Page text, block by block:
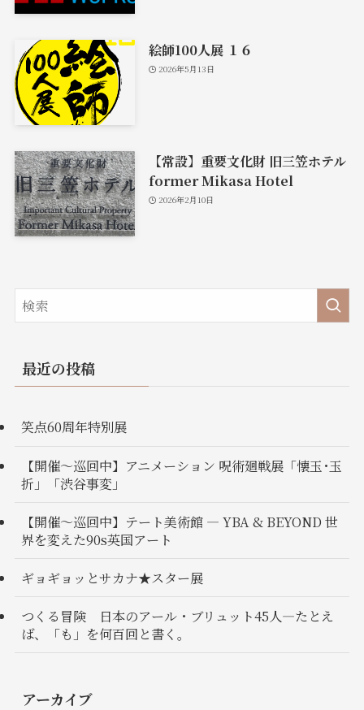
絵師100人展 １６
2026年5月13日
【常設】重要文化財 旧三笠ホテル
former Mikasa Hotel
2026年2月10日
最近の投稿
笑点60周年特別展
【開催〜巡回中】アニメーション 呪術廻戦展「懐玉･玉
折」「渋谷事変」
【開催〜巡回中】テート美術館 ― YBA & BEYOND 世
界を変えた90s英国アート
ギョギョッとサカナ★スター展
つくる冒険 日本のアール・ブリュット45人―たとえ
ば、「も」を何百回と書く。
アーカイブ